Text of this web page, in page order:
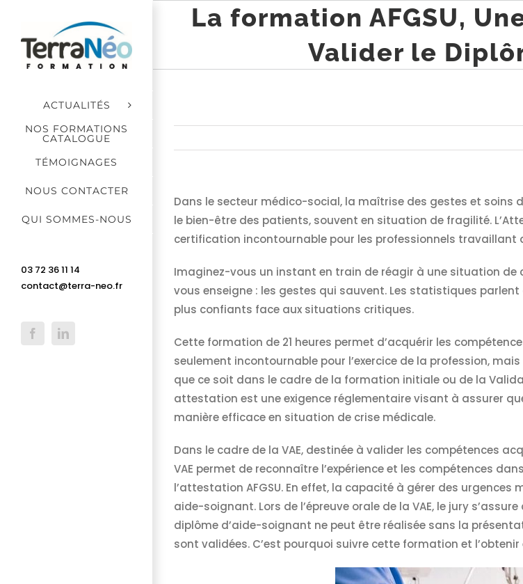
contenu
ACTUALITÉS
NOS FORMATIONS
CATALOGUE
TÉMOIGNAGES
NOUS CONTACTER
QUI SOMMES-NOUS
03 72 36 11 14
contact@terra-neo.fr
FacebookLinkedIn
La formation AFGSU,
Valider le
Dans le secteur médico-social, la maîtrise des gestes et soins
le bien-être des patients, souvent en situation de fragilité.
certification incontournable pour les professionnels
Imaginez-vous un instant en train de réagir à une situation de
vous enseigne : les gestes qui sauvent. Les statistiques
plus confiants face aux situations critiques.
Cette formation de 21 heures permet d’acquérir les
seulement incontournable pour l’exercice de la profession,
que ce soit dans le cadre de la formation initiale ou de la
attestation est une exigence réglementaire visant à assurer
manière efficace en situation de crise médicale.
Dans le cadre de la VAE, destinée à valider les compétences
VAE permet de reconnaître l’expérience et les compétences
l’attestation AFGSU. En effet, la capacité à gérer des
aide-soignant. Lors de l’épreuve orale de la VAE, le jury
diplôme d’aide-soignant ne peut être réalisée sans la
sont validées. C’est pourquoi suivre cette formation et